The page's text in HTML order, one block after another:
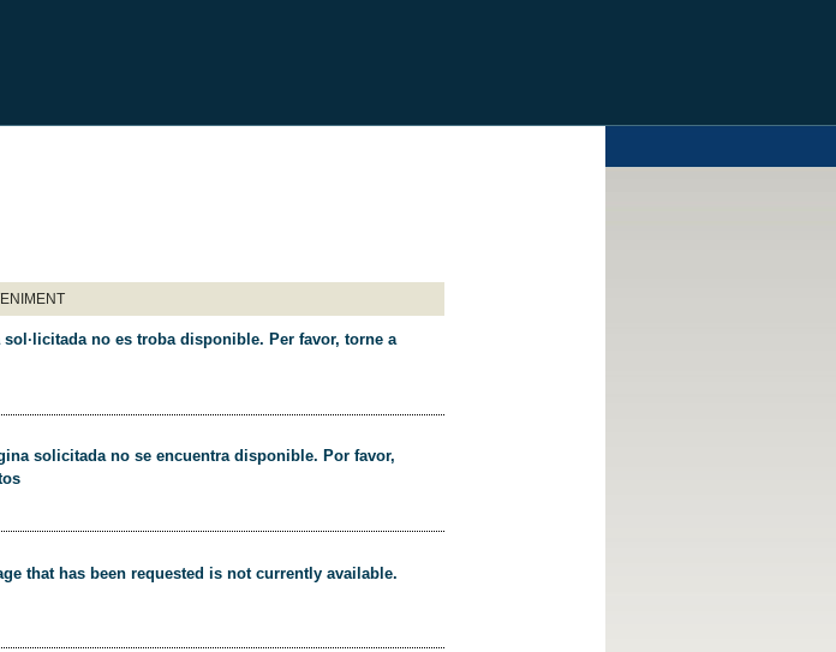
no es troba disponible. Per favor, torne a
solicitada no se encuentra disponible. Por favor,
that has been requested is not currently available.